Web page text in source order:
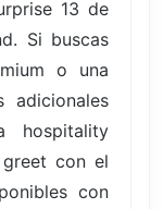
13 de
Si buscas
o una
adicionales
hospitality
con el
con